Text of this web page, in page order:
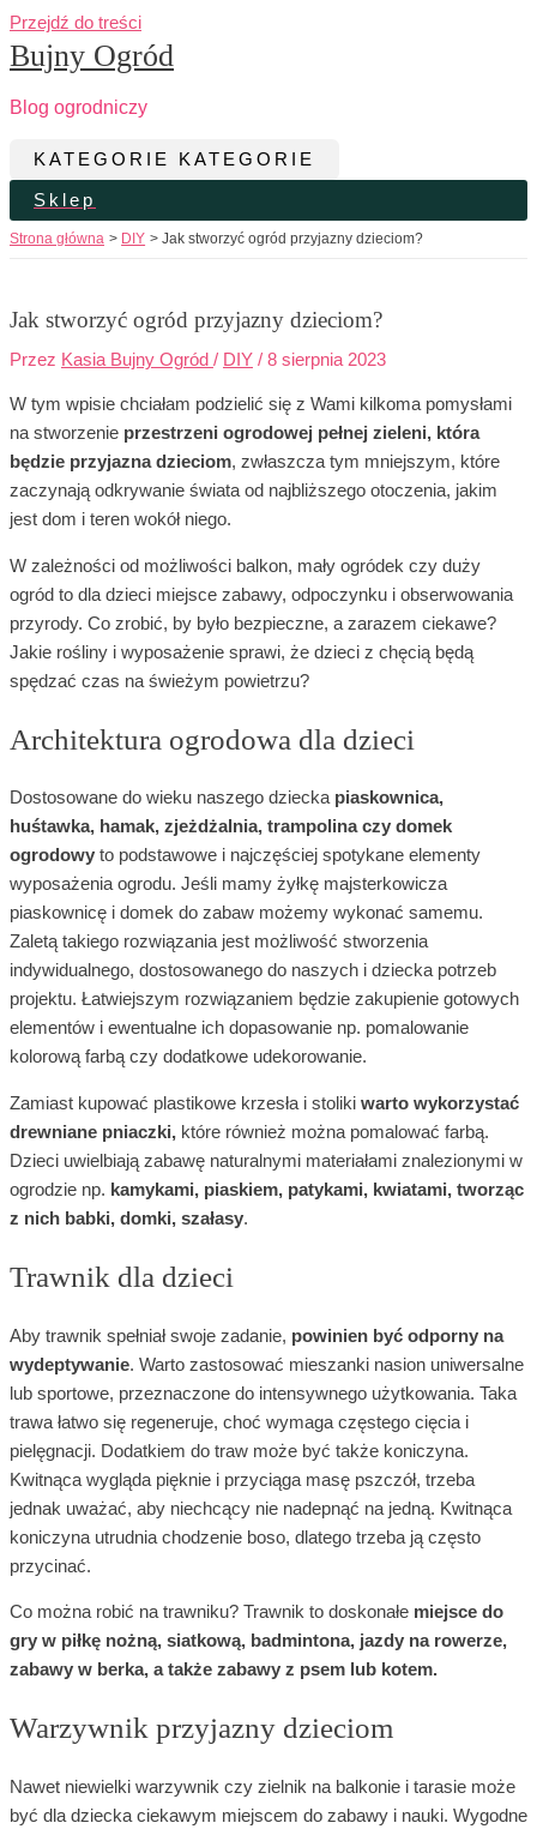
Przejdź do treści
Bujny Ogród
Blog ogrodniczy
KATEGORIE KATEGORIE
Sklep
Strona główna DIY Jak stworzyć ogród przyjazny dzieciom?
Jak stworzyć ogród przyjazny dzieciom?
Przez Kasia Bujny Ogród / DIY / 8 sierpnia 2023
W tym wpisie chciałam podzielić się z Wami kilkoma pomysłami
na stworzenie przestrzeni ogrodowej pełnej zieleni, która
będzie przyjazna dzieciom, zwłaszcza tym mniejszym, które
zaczynają odkrywanie świata od najbliższego otoczenia, jakim
jest dom i teren wokół niego.
W zależności od możliwości balkon, mały ogródek czy duży
ogród to dla dzieci miejsce zabawy, odpoczynku i obserwowania
przyrody. Co zrobić, by było bezpieczne, a zarazem ciekawe?
Jakie rośliny i wyposażenie sprawi, że dzieci z chęcią będą
spędzać czas na świeżym powietrzu?
Architektura ogrodowa dla dzieci
Dostosowane do wieku naszego dzieckapiaskownica,
huśtawka, hamak, zjeżdżalnia, trampolina czy domek
ogrodowy to podstawowe i najczęściej spotykane elementy
wyposażenia ogrodu. Jeśli mamy żyłkę majsterkowicza
piaskownicę i domek do zabaw możemy wykonać samemu.
Zaletą takiego rozwiązania jest możliwość stworzenia
indywidualnego, dostosowanego do naszych i dziecka potrzeb
projektu. Łatwiejszym rozwiązaniem będzie zakupienie gotowych
elementów i ewentualne ich dopasowanie np. pomalowanie
kolorową farbą czy dodatkowe udekorowanie.
Zamiast kupować plastikowe krzesła i stoliki warto wykorzystać
drewniane pniaczki, które również można pomalować farbą.
Dzieci uwielbiają zabawę naturalnymi materiałami znalezionymi w
ogrodzie np. kamykami, piaskiem, patykami, kwiatami, tworząc
z nich babki, domki, szałasy.
Trawnik dla dzieci
Aby trawnik spełniał swoje zadanie, powinien być odporny na
wydeptywanie. Warto zastosować mieszanki nasion uniwersalne
lub sportowe, przeznaczone do intensywnego użytkowania. Taka
trawa łatwo się regeneruje, choć wymaga częstego cięcia i
pielęgnacji. Dodatkiem do traw może być także koniczyna.
Kwitnąca wygląda pięknie i przyciąga masę pszczół, trzeba
jednak uważać, aby niechcący nie nadepnąć na jedną. Kwitnąca
koniczyna utrudnia chodzenie boso, dlatego trzeba ją często
przycinać.
Co można robić na trawniku? Trawnik to doskonałe miejsce do
gry w piłkę nożną, siatkową, badmintona, jazdy na rowerze,
zabawy w berka, a także zabawy z psem lub kotem.
Warzywnik przyjazny dzieciom
Nawet niewielki warzywnik czy zielnik na balkonie i tarasie może
być dla dziecka ciekawym miejscem do zabawy i nauki. Wygodne